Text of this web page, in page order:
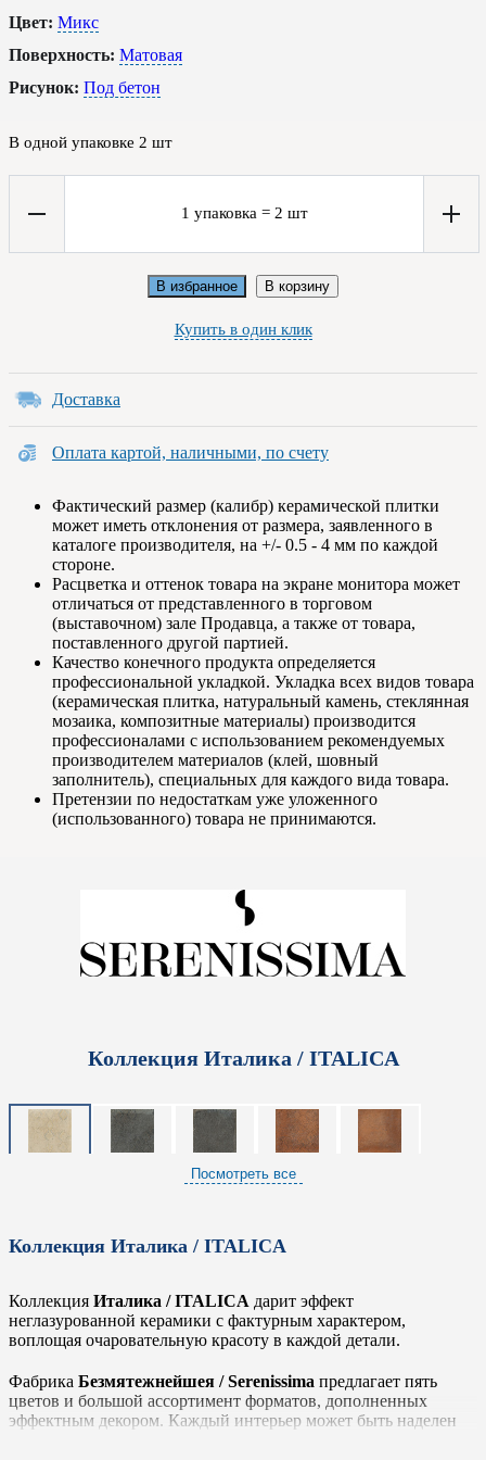
Цвет: Микс
Поверхность: Матовая
Рисунок: Под бетон
В одной упаковке 2 шт
1 упаковка = 2 шт
В избранное В корзину
Купить в один клик
Доставка
Оплата картой, наличными, по счету
Фактический размер (калибр) керамической плитки
может иметь отклонения от размера, заявленного в
каталоге производителя, на +/- 0.5 - 4 мм по каждой
стороне.
Расцветка и оттенок товара на экране монитора может
отличаться от представленного в торговом
(выставочном) зале Продавца, а также от товара,
поставленного другой партией.
Качество конечного продукта определяется
профессиональной укладкой. Укладка всех видов товара
(керамическая плитка, натуральный камень, стеклянная
мозаика, композитные материалы) производится
профессионалами с использованием рекомендуемых
производителем материалов (клей, шовный
заполнитель), специальных для каждого вида товара.
Претензии по недостаткам уже уложенного
(использованного) товара не принимаются.
Коллекция Италика / ITALICA
Посмотреть все
Коллекция Италика / ITALICA
Коллекция Италика / ITALICA дарит эффект
неглазурованной керамики с фактурным характером,
воплощая очаровательную красоту в каждой детали.
Фабрика Безмятежнейшея / Serenissima предлагает пять
цветов и большой ассортимент форматов, дополненных
эффектным декором. Каждый интерьер может быть наделен